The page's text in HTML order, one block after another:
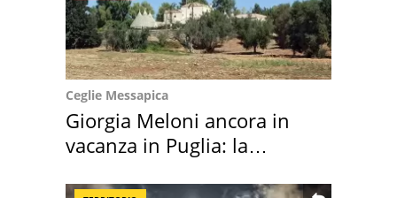
Ceglie Messapica
Giorgia Meloni ancora in
vacanza in Puglia: la